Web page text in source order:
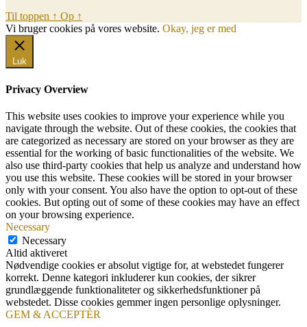
Til toppen ↑ Op ↑
Vi bruger cookies på vores website. Okay, jeg er med
Luk
Privacy Overview
This website uses cookies to improve your experience while you
navigate through the website. Out of these cookies, the cookies that
are categorized as necessary are stored on your browser as they are
essential for the working of basic functionalities of the website. We
also use third-party cookies that help us analyze and understand how
you use this website. These cookies will be stored in your browser
only with your consent. You also have the option to opt-out of these
cookies. But opting out of some of these cookies may have an effect
on your browsing experience.
Necessary
Necessary
Altid aktiveret
Nødvendige cookies er absolut vigtige for, at webstedet fungerer
korrekt. Denne kategori inkluderer kun cookies, der sikrer
grundlæggende funktionaliteter og sikkerhedsfunktioner på
webstedet. Disse cookies gemmer ingen personlige oplysninger.
GEM & ACCEPTÈR